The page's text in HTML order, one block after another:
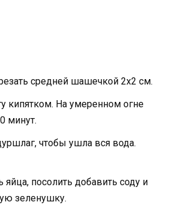
средней шашечкой 2х2 см.
кипятком. На умеренном огне
минут.
чтобы ушла вся вода.
яйца, посолить добавить соду и
зеленушку.